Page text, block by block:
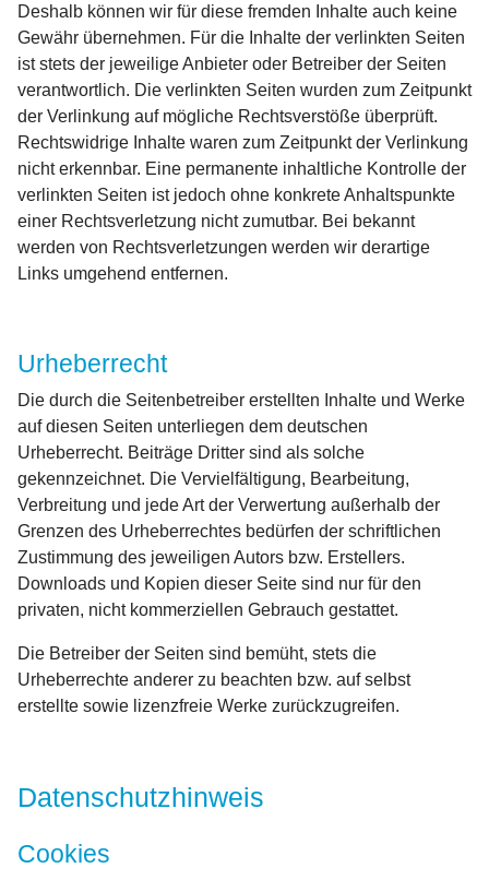
Deshalb können wir für diese fremden Inhalte auch keine
Gewähr übernehmen. Für die Inhalte der verlinkten Seiten
ist stets der jeweilige Anbieter oder Betreiber der Seiten
verantwortlich. Die verlinkten Seiten wurden zum Zeitpunkt
der Verlinkung auf mögliche Rechtsverstöße überprüft.
Rechtswidrige Inhalte waren zum Zeitpunkt der Verlinkung
nicht erkennbar. Eine permanente inhaltliche Kontrolle der
verlinkten Seiten ist jedoch ohne konkrete Anhaltspunkte
einer Rechtsverletzung nicht zumutbar. Bei bekannt
werden von Rechtsverletzungen werden wir derartige
Links umgehend entfernen.
Urheberrecht
Die durch die Seitenbetreiber erstellten Inhalte und Werke
auf diesen Seiten unterliegen dem deutschen
Urheberrecht. Beiträge Dritter sind als solche
gekennzeichnet. Die Vervielfältigung, Bearbeitung,
Verbreitung und jede Art der Verwertung außerhalb der
Grenzen des Urheberrechtes bedürfen der schriftlichen
Zustimmung des jeweiligen Autors bzw. Erstellers.
Downloads und Kopien dieser Seite sind nur für den
privaten, nicht kommerziellen Gebrauch gestattet.
Die Betreiber der Seiten sind bemüht, stets die
Urheberrechte anderer zu beachten bzw. auf selbst
erstellte sowie lizenzfreie Werke zurückzugreifen.
Datenschutzhinweis
Cookies